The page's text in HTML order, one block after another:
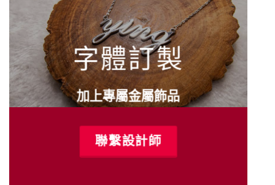
字體訂製
加上專屬金屬飾品
聯繫設計師